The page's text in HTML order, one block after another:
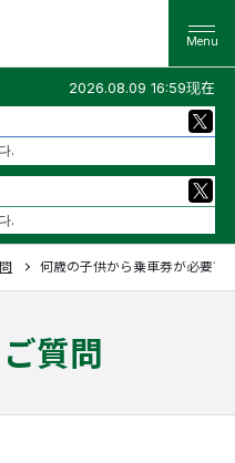
2026.08.09 16:59现在
.
.
何歳の子供から乗車券が必要で
質問